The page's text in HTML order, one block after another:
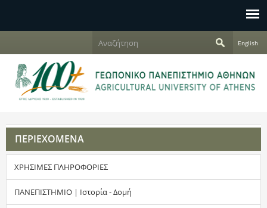
Φ
ό
μ
α
α
ν
ζ
ή
τ
η
English
ΠΕΡΙΕΧΟΜΕΝΑ
ΧΡΗΣΙΜΕΣ ΠΛΗΡΟΦΟΡΙΕΣ
ΠΑΝΕΠΙΣΤΗΜΙΟ | Ιστορία - Δομή